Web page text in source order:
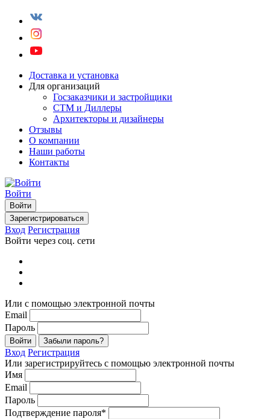
Доставка и установка
Для организаций
Госзаказчики и застройщики
СТМ и Диллеры
Архитекторы и дизайнеры
Отзывы
О компании
Наши работы
Контакты
Войти
Войти
Зарегистрироваться
Вход Регистрация
Войти через соц. сети
Или с помощью электронной почты
Email
Пароль
Войти Забыли пароль?
Вход Регистрация
Или зарегистрируйтесь с помощью электронной почты
Имя
Email
Пароль
Подтверждение пароля*